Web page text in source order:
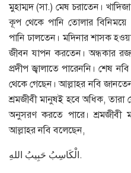
মুহাম্মদ (সা.) মেষ চরাতেন।
কূপ থেকে পানি তোলার
পানি ঢালতেন। মদিনার শাসক
জীবন যাপন করতেন। অন্ধকার
প্রদীপ জ্বালাতে পারেননি। শেষ
থেকে গেছেন। আল্লাহর নবি
শ্রমজীবী মানুষই হবে অধিক,
অনুসরণ করতে পারে। শ্রমজীবী
আল্লাহর নবি বলেছেন,
الْكَاسِبُ حَبِيبُ اللهِ.